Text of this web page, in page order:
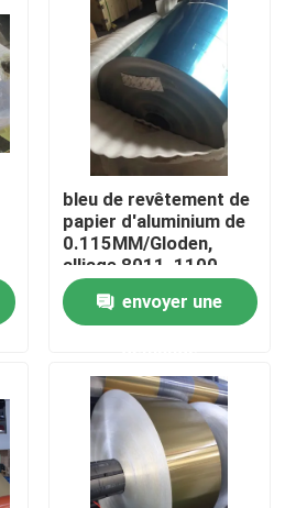
bleu de revêtement de
papier d'aluminium de
0.115MM/Gloden,
alliage 8011, 1100,
petit pain du papier
aluminium 1030B
envoyer une